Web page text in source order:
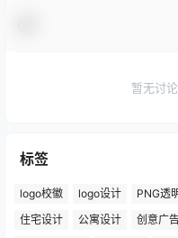
暂无讨
标签
logo校徽 logo设计 PNG透
住宅设计
公寓设计 创意广